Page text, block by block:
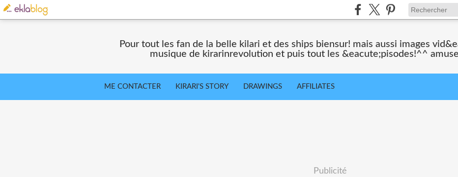
Pour tout les fan de la belle kilari et des ships biensur! mais aussi images
musique de kirarinrevolution et puis tout les &eacute;pisodes!^^
ME CONTACTER KIRARI'S STORY DRAWINGS AFFILIATES
Publicité